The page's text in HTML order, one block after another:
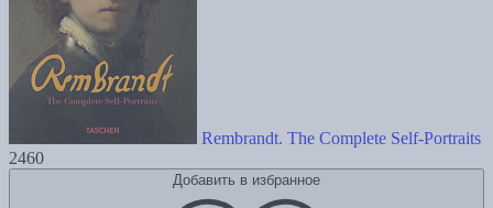
Rembrandt. The Complete Self-Portraits
2460
Добавить в избранное